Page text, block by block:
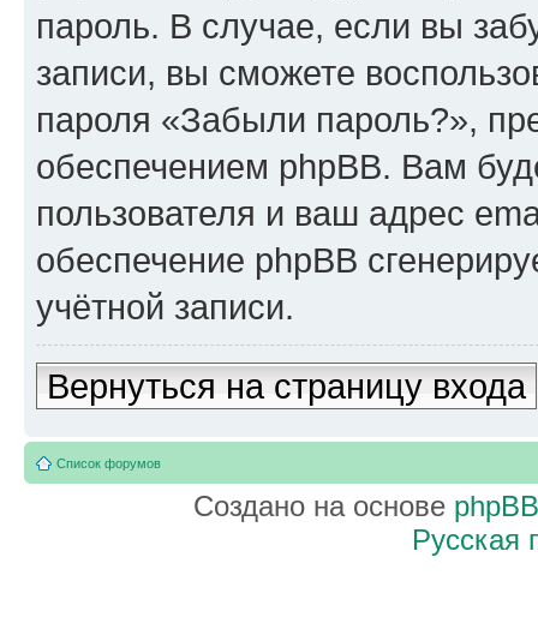
пароль. В случае, если вы
записи, вы сможете
пароля «Забыли пароль?»,
обеспечением phpBB. Вам
пользователя и ваш адрес
обеспечение phpBB
учётной записи.
Вернуться на страницу входа
Список форумов
Создано на основе phpBB
Русская